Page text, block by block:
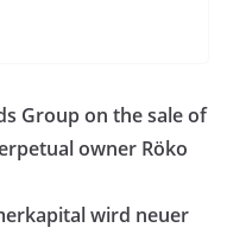
Group on the sale of
owner Röko
wird neuer